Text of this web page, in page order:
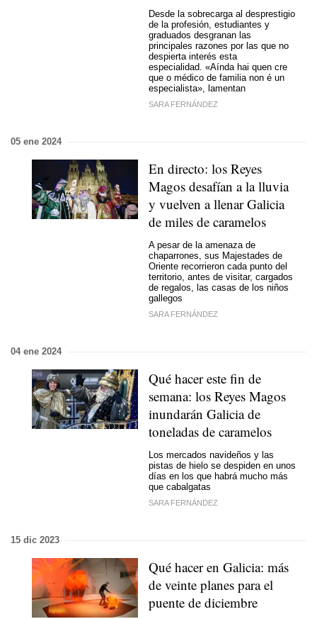
Desde la sobrecarga al desprestigio
de la profesión, estudiantes y
graduados desgranan las
principales razones por las que no
despierta interés esta
especialidad. «Aínda hai quen cre
que o médico de familia non é un
especialista», lamentan
SARA FERNÁNDEZ
05 ene 2024
En directo: los Reyes
Magos desafían a la lluvia
y vuelven a llenar Galicia
de miles de caramelos
A pesar de la amenaza de
chaparrones, sus Majestades de
Oriente recorrieron cada punto del
territorio, antes de visitar, cargados
de regalos, las casas de los niños
gallegos
SARA FERNÁNDEZ
04 ene 2024
Qué hacer este fin de
semana: los Reyes Magos
inundarán Galicia de
toneladas de caramelos
Los mercados navideños y las
pistas de hielo se despiden en unos
días en los que habrá mucho más
que cabalgatas
SARA FERNÁNDEZ
15 dic 2023
Qué hacer en Galicia: más
de veinte planes para el
puente de diciembre